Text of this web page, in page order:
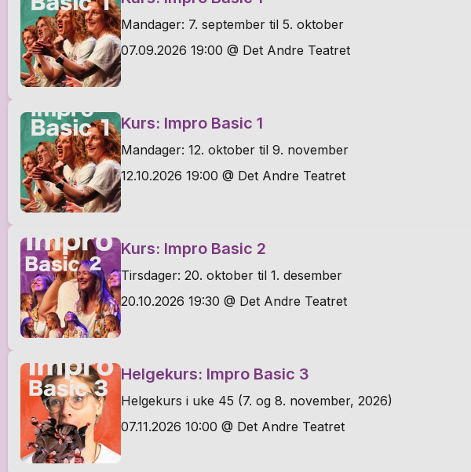
Mandager: 7. september til 5. oktober
07.09.2026 19:00 @ Det Andre Teatret
Kurs: Impro Basic 1
Mandager: 12. oktober til 9. november
12.10.2026 19:00 @ Det Andre Teatret
Kurs: Impro Basic 2
Tirsdager: 20. oktober til 1. desember
20.10.2026 19:30 @ Det Andre Teatret
Helgekurs: Impro Basic 3
Helgekurs i uke 45 (7. og 8. november, 2026)
07.11.2026 10:00 @ Det Andre Teatret